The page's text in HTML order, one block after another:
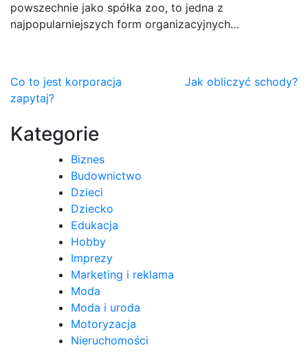
powszechnie jako spółka zoo, to jedna z
najpopularniejszych form organizacyjnych…
Nawigacja
wpisu
Co to jest korporacja
zapytaj?
Jak obliczyć schody?
Kategorie
Biznes
Budownictwo
Dzieci
Dziecko
Edukacja
Hobby
Imprezy
Marketing i reklama
Moda
Moda i uroda
Motoryzacja
Nieruchomości